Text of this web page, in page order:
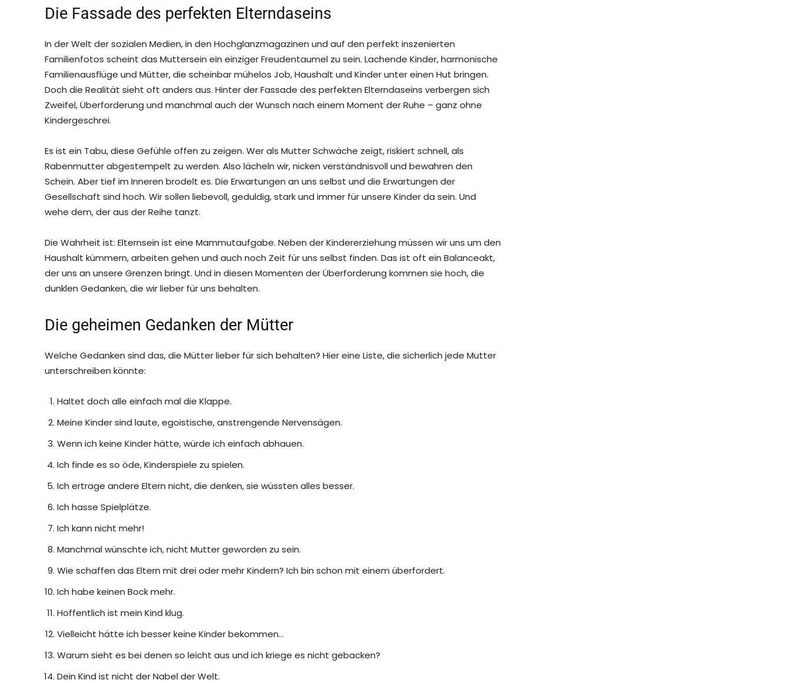
Die Fassade des perfekten Elterndaseins
In der Welt der sozialen Medien, in den Hochglanzmagazinen und auf den perfekt inszenierten
Familienfotos scheint das Muttersein ein einziger Freudentaumel zu sein. Lachende Kinder, harmonische
Familienausflüge und Mütter, die scheinbar mühelos Job, Haushalt und Kinder unter einen Hut bringen.
Doch die Realität sieht oft anders aus. Hinter der Fassade des perfekten Elterndaseins verbergen sich
Zweifel, Überforderung und manchmal auch der Wunsch nach einem Moment der Ruhe – ganz ohne
Kindergeschrei.
Es ist ein Tabu, diese Gefühle offen zu zeigen. Wer als Mutter Schwäche zeigt, riskiert schnell, als
Rabenmutter abgestempelt zu werden. Also lächeln wir, nicken verständnisvoll und bewahren den
Schein. Aber tief im Inneren brodelt es. Die Erwartungen an uns selbst und die Erwartungen der
Gesellschaft sind hoch. Wir sollen liebevoll, geduldig, stark und immer für unsere Kinder da sein. Und
wehe dem, der aus der Reihe tanzt.
Die Wahrheit ist: Elternsein ist eine Mammutaufgabe. Neben der Kindererziehung müssen wir uns um den
Haushalt kümmern, arbeiten gehen und auch noch Zeit für uns selbst finden. Das ist oft ein Balanceakt,
der uns an unsere Grenzen bringt. Und in diesen Momenten der Überforderung kommen sie hoch, die
dunklen Gedanken, die wir lieber für uns behalten.
Die geheimen Gedanken der Mütter
Welche Gedanken sind das, die Mütter lieber für sich behalten? Hier eine Liste, die sicherlich jede Mutter
unterschreiben könnte:
Haltet doch alle einfach mal die Klappe.
Meine Kinder sind laute, egoistische, anstrengende Nervensägen.
Wenn ich keine Kinder hätte, würde ich einfach abhauen.
Ich finde es so öde, Kinderspiele zu spielen.
Ich ertrage andere Eltern nicht, die denken, sie wüssten alles besser.
Ich hasse Spielplätze.
Ich kann nicht mehr!
Manchmal wünschte ich, nicht Mutter geworden zu sein.
Wie schaffen das Eltern mit drei oder mehr Kindern? Ich bin schon mit einem überfordert.
Ich habe keinen Bock mehr.
Hoffentlich ist mein Kind klug.
Vielleicht hätte ich besser keine Kinder bekommen…
Warum sieht es bei denen so leicht aus und ich kriege es nicht gebacken?
Dein Kind ist nicht der Nabel der Welt.